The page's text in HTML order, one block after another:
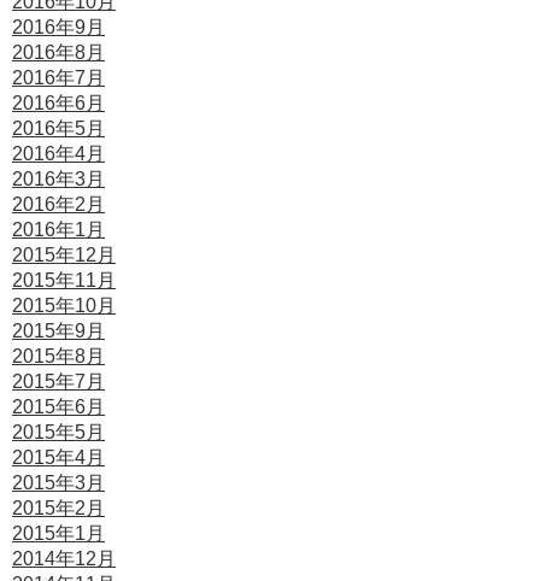
2016年9月
2016年8月
2016年7月
2016年6月
2016年5月
2016年4月
2016年3月
2016年2月
2016年1月
2015年12月
2015年11月
2015年10月
2015年9月
2015年8月
2015年7月
2015年6月
2015年5月
2015年4月
2015年3月
2015年2月
2015年1月
2014年12月